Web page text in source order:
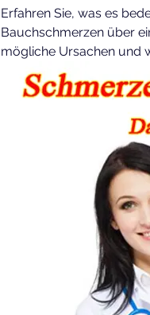
Erfahren Sie, was es
Bauchschmerzen über
mögliche Ursachen und